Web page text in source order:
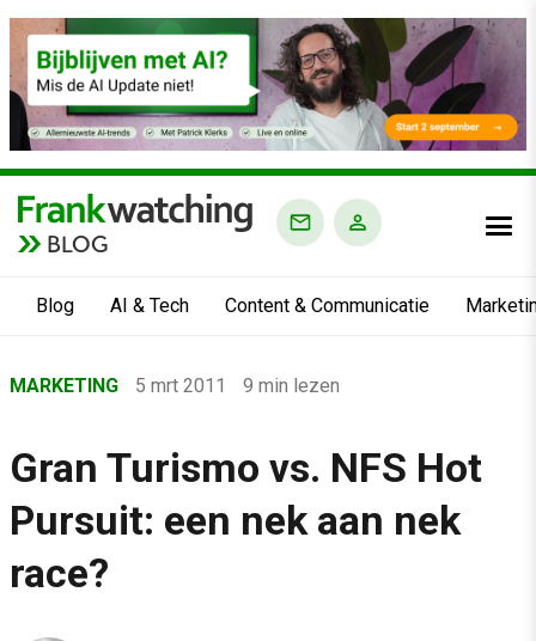
BLOG
Blog AI & Tech Content & Communicatie
›
›
Marketing
Gran Turismo vs. NFS Hot Pursuit: een nek aan nek race?
MARKETING 5 mrt 2011 9 min lezen
Gran Turismo vs. NFS Hot
Pursuit: een nek aan nek
race?